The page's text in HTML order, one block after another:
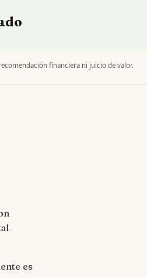
financiera ni juicio de valor.
es